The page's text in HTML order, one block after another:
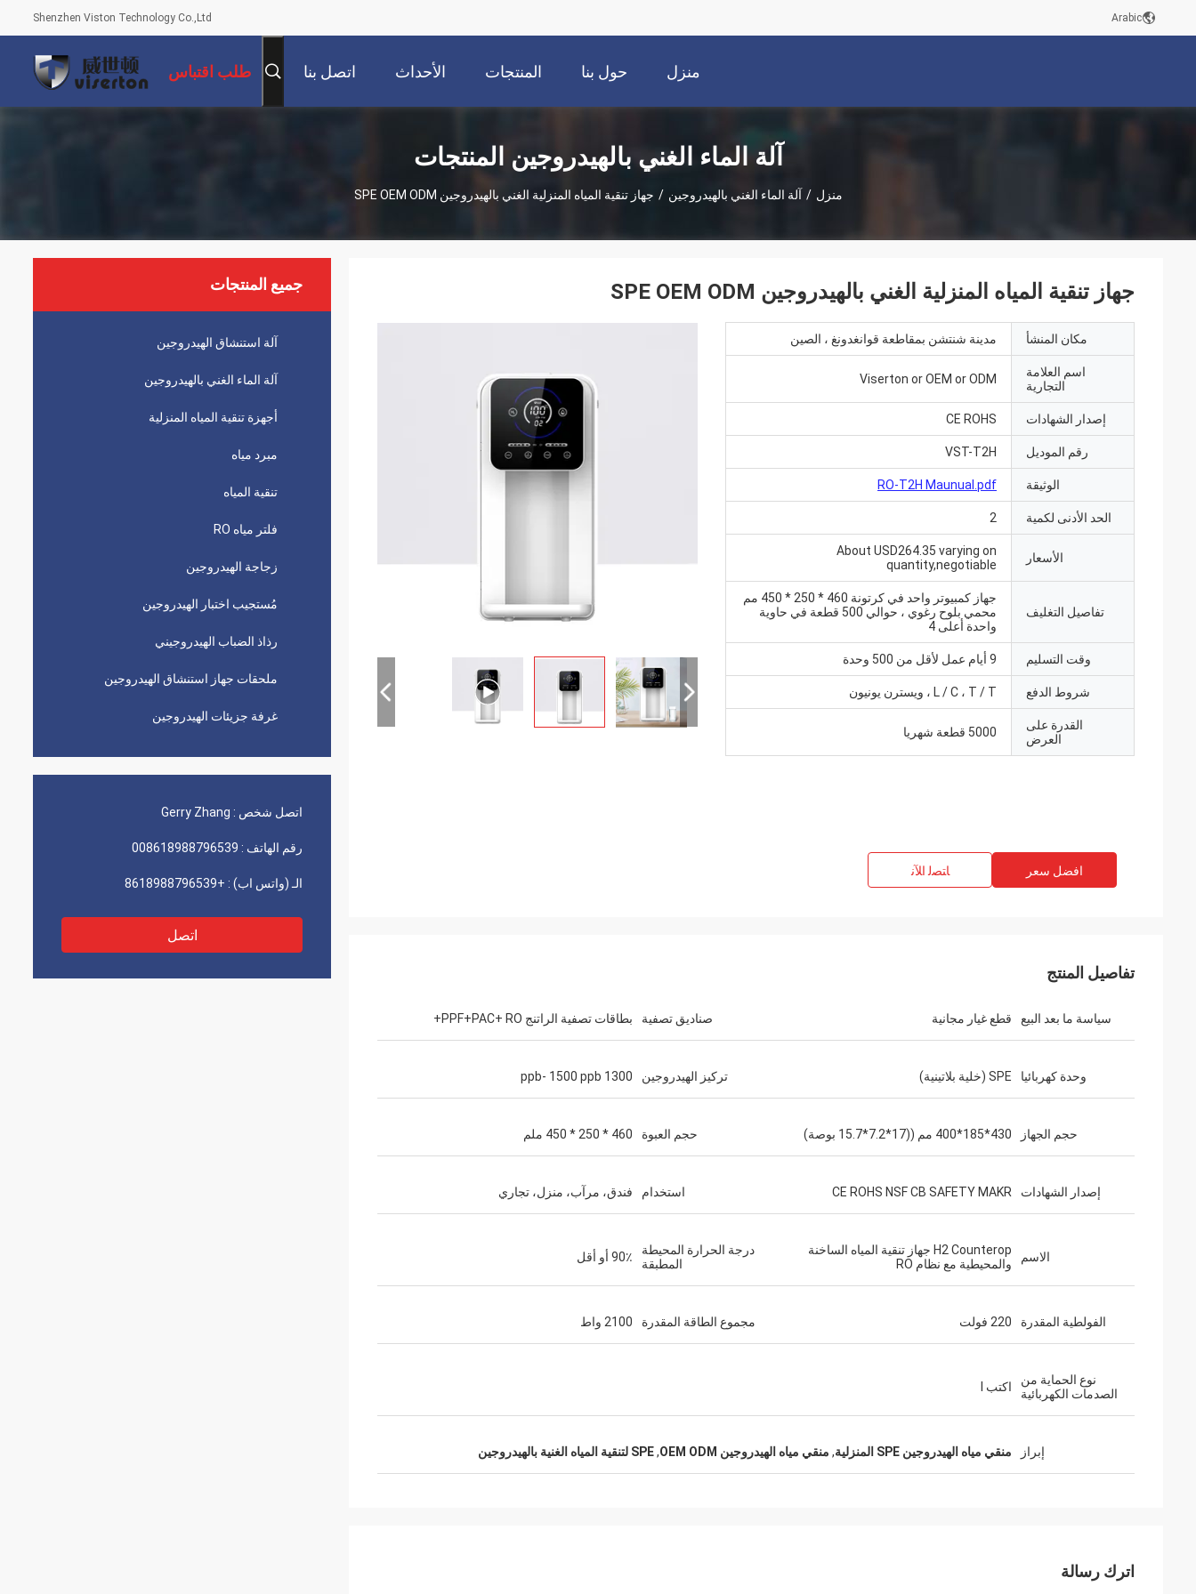
Shenzhen Viston Technology Co.,Ltd Arabic
منزل حول بنا المنتجات الأحداث اتصل بنا طلب اقتباس
آلة الماء الغني بالهيدروجين المنتجات
منزل / آلة الماء الغني بالهيدروجين / جهاز تنقية المياه المنزلية الغني بالهيدروجين SPE OEM ODM
جميع المنتجات
آلة استنشاق الهيدروجين
آلة الماء الغني بالهيدروجين
أجهزة تنقية المياه المنزلية
مبرد مياه
تنقية المياه
فلتر مياه RO
زجاجة الهيدروجين
مُستجيب اختبار الهيدروجين
رذاذ الضباب الهيدروجيني
ملحقات جهاز استنشاق الهيدروجين
غرفة جزيئات الهيدروجين
اتصل شخص : Gerry Zhang
رقم الهاتف : 008618988796539
الـ (واتس اب) : +8618988796539
اتصل
جهاز تنقية المياه المنزلية الغني بالهيدروجين SPE OEM ODM
مكان المنشأ مدينة شنتشن بمقاطعة قوانغدونغ ، الصين
اسم العلامة
التجارية
Viserton or OEM or ODM
إصدار الشهادات CE ROHS
رقم الموديل VST-T2H
الوثيقة RO-T2H Maunual.pdf
الحد الأدنى لكمية 2
الأسعار
About USD264.35 varying on
quantity,negotiable
تفاصيل التغليف
جهاز كمبيوتر واحد في كرتونة 460 * 250 * 450 مم
محمي بلوح رغوي ، حوالي 500 قطعة في حاوية
واحدة أعلى 4
وقت التسليم 9 أيام عمل لأقل من 500 وحدة
شروط الدفع L / C ، T / T ، ويسترن يونيون
القدرة على
العرض
5000 قطعة شهريا
افضل سعر ﺎﺘﺼﻟ ﺍﻶﻧ
تفاصيل المنتج
سياسة ما بعد البيع قطع غيار مجانية صناديق تصفية بطاقات تصفية الراتنج PPF+PAC+ RO+
وحدة كهربائيا SPE (خلية بلاتينية) تركيز الهيدروجين 1300 ppb- 1500 ppb
حجم الجهاز 430*185*400 مم ((17*7.2*15.7 بوصة) حجم العبوة 460 * 250 * 450 ملم
إصدار الشهادات CE ROHS NSF CB SAFETY MAKR استخدام فندق، مرآب، منزل، تجاري
الاسم
H2 Counterop جهاز تنقية المياه الساخنة
والمحيطية مع نظام RO
درجة الحرارة المحيطة
المطبقة
90٪ أو أقل
الفولطية المقدرة 220 فولت مجموع الطاقة المقدرة 2100 واط
نوع الحماية من
الصدمات الكهربائية
اكتب l
إبراز منقي مياه الهيدروجين SPE المنزلية , منقي مياه الهيدروجين OEM ODM ,SPE لتنقية المياه الغنية بالهيدروجين
اترك رسالة